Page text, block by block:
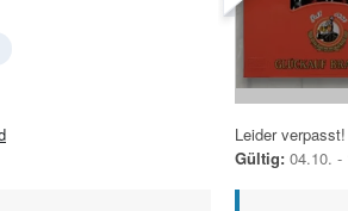
Leider verpasst!
Gültig: 04.10. -